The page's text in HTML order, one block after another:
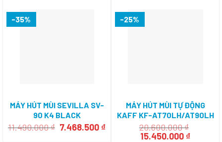
-35%
MÁY HÚT MÙI SEVILLA SV-
90 K4 BLACK
11.490.000₫ Giá
7.468.500 ₫Giá
-25%
MÁY HÚT MÙI TỰ ĐỘNG
KAFF KF-AT70LH/AT90LH
20.600.000₫
Giá
15.450.000 ₫Giá